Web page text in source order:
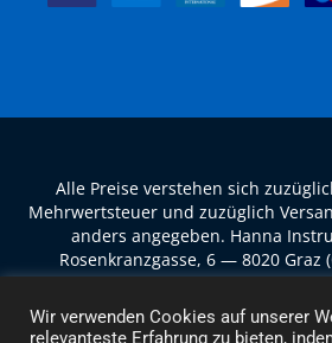
Alle Preise verstehen sich
Mehrwertsteuer und zuzüglich
anders angegeben. Hanna
Rosenkranzgasse, 6 — 8020 Graz
ATU69124217 © 2024 Alle
Wir verwenden Cookies auf unserer
relevanteste Erfahrung zu bieten,